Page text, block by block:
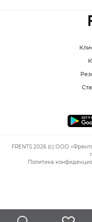
FRENTS 2026 (c) ООО
Политика